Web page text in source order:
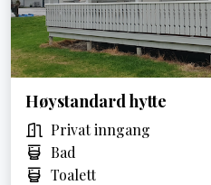
Høystandard hytte
Privat inngang
Bad
Toalett